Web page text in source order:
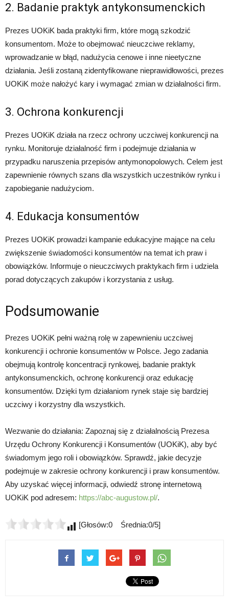
2. Badanie praktyk antykonsumenckich
Prezes UOKiK bada praktyki firm, które mogą szkodzić
konsumentom. Może to obejmować nieuczciwe reklamy,
wprowadzanie w błąd, nadużycia cenowe i inne nieetyczne
działania. Jeśli zostaną zidentyfikowane nieprawidłowości, prezes
UOKiK może nałożyć kary i wymagać zmian w działalności firm.
3. Ochrona konkurencji
Prezes UOKiK działa na rzecz ochrony uczciwej konkurencji na
rynku. Monitoruje działalność firm i podejmuje działania w
przypadku naruszenia przepisów antymonopolowych. Celem jest
zapewnienie równych szans dla wszystkich uczestników rynku i
zapobieganie nadużyciom.
4. Edukacja konsumentów
Prezes UOKiK prowadzi kampanie edukacyjne mające na celu
zwiększenie świadomości konsumentów na temat ich praw i
obowiązków. Informuje o nieuczciwych praktykach firm i udziela
porad dotyczących zakupów i korzystania z usług.
Podsumowanie
Prezes UOKiK pełni ważną rolę w zapewnieniu uczciwej
konkurencji i ochronie konsumentów w Polsce. Jego zadania
obejmują kontrolę koncentracji rynkowej, badanie praktyk
antykonsumenckich, ochronę konkurencji oraz edukację
konsumentów. Dzięki tym działaniom rynek staje się bardziej
uczciwy i korzystny dla wszystkich.
Wezwanie do działania: Zapoznaj się z działalnością Prezesa
Urzędu Ochrony Konkurencji i Konsumentów (UOKiK), aby być
świadomym jego roli i obowiązków. Sprawdź, jakie decyzje
podejmuje w zakresie ochrony konkurencji i praw konsumentów.
Aby uzyskać więcej informacji, odwiedź stronę internetową
UOKiK pod adresem: https://abc-augustow.pl/.
[Głosów:0 Średnia:0/5]